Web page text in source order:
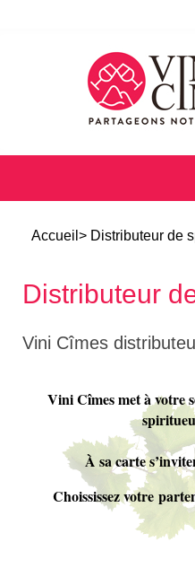
Accueil > Distributeur de
Distributeur
Vini Cîmes
Vini Cîmes met à votre
À sa carte
Choississez votre